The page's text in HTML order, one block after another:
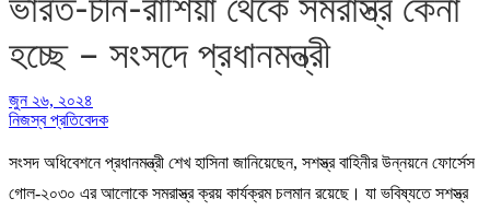
ভারত-চীন-রাশিয়া থেকে সমরাস্ত্র কেনা
হচ্ছে – সংসদে প্রধানমন্ত্রী
জুন ২৬, ২০২৪
নিজস্ব প্রতিবেদক
সংসদ অধিবেশনে প্রধানমন্ত্রী শেখ হাসিনা জানিয়েছেন, সশস্ত্র বাহিনীর উন্নয়নে ফোর্সেস
গোল-২০৩০ এর আলোকে সমরাস্ত্র ক্রয় কার্যক্রম চলমান রয়েছে। যা ভবিষ্যতে সশস্ত্র